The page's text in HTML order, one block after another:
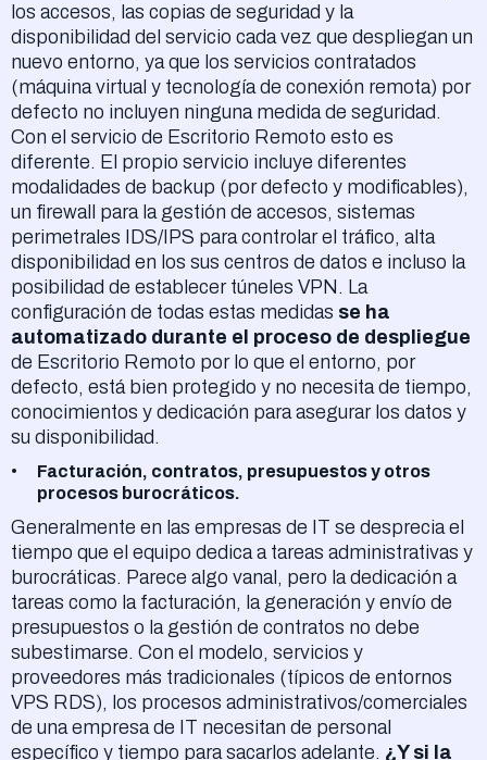
los accesos, las copias de seguridad y la
disponibilidad del servicio cada vez que despliegan un
nuevo entorno, ya que los servicios contratados
(máquina virtual y tecnología de conexión remota) por
defecto no incluyen ninguna medida de seguridad.
Con el servicio de Escritorio Remoto esto es
diferente. El propio servicio incluye diferentes
modalidades de backup (por defecto y modificables),
un firewall para la gestión de accesos, sistemas
perimetrales IDS/IPS para controlar el tráfico, alta
disponibilidad en los sus centros de datos e incluso la
posibilidad de establecer túneles VPN. La
configuración de todas estas medidas se ha
automatizado durante el proceso de despliegue
de Escritorio Remoto por lo que el entorno, por
defecto, está bien protegido y no necesita de tiempo,
conocimientos y dedicación para asegurar los datos y
su disponibilidad.
Facturación, contratos, presupuestos y otros
procesos burocráticos.
Generalmente en las empresas de IT se desprecia el
tiempo que el equipo dedica a tareas administrativas y
burocráticas. Parece algo vanal, pero la dedicación a
tareas como la facturación, la generación y envío de
presupuestos o la gestión de contratos no debe
subestimarse. Con el modelo, servicios y
proveedores más tradicionales (típicos de entornos
VPS RDS), los procesos administrativos/comerciales
de una empresa de IT necesitan de personal
específico y tiempo para sacarlos adelante. ¿Y si la